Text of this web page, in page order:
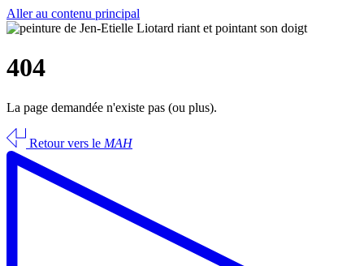
Aller au contenu principal
404
La page demandée n'existe pas (ou plus).
Retour vers le MAH